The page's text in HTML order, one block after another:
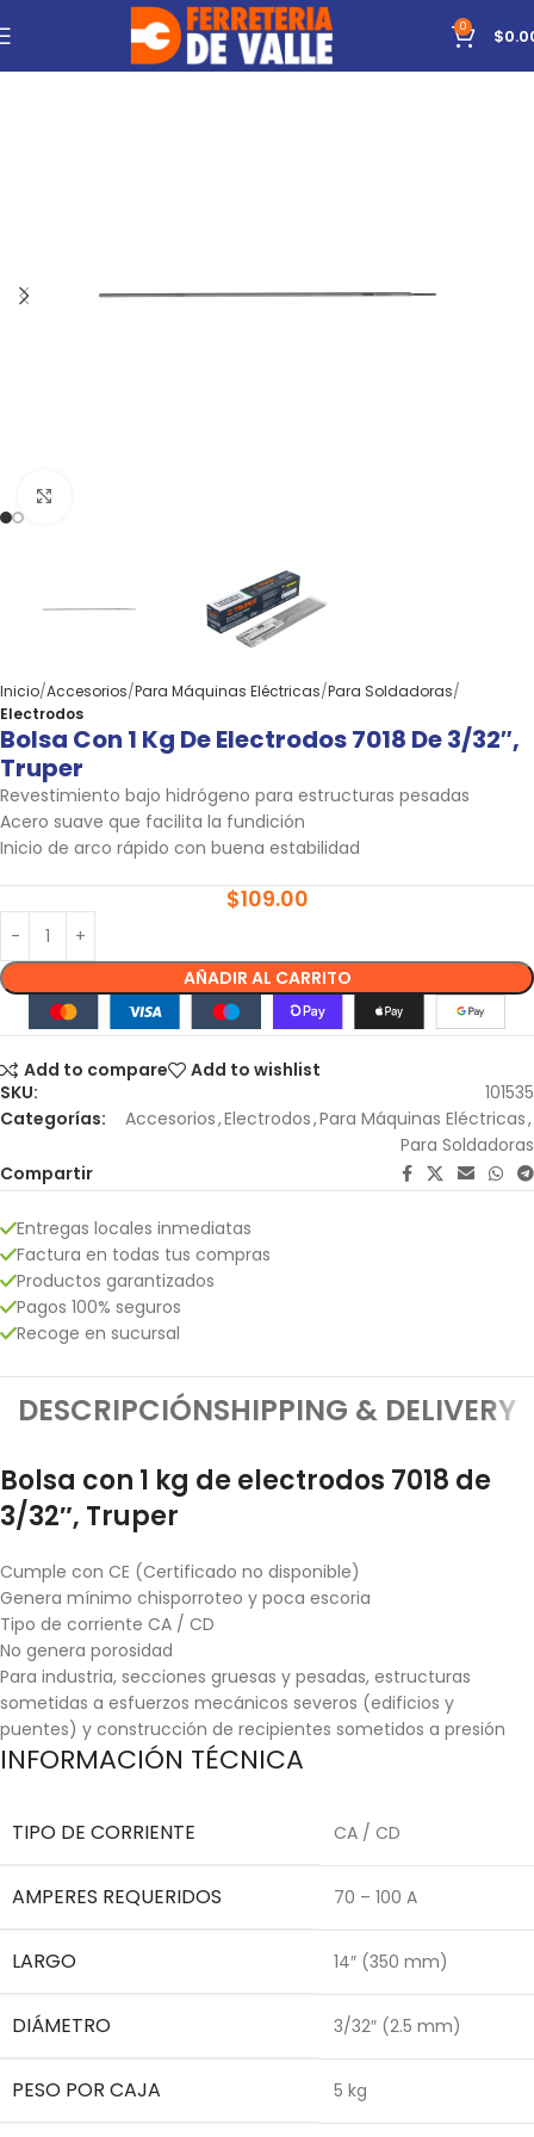
0 $
Inicio Accesorios Para Máquinas Eléctricas Para Soldadoras
Electrodos
Bolsa Con 1 Kg De Electrodos 7018 De 3/32″,
Truper
Revestimiento bajo hidrógeno para estructuras pesadas
Acero suave que facilita la fundición
Inicio de arco rápido con buena estabilidad
$109.00
AÑADIR AL CARRITO
Add to compare
Add to wishlist
SKU:
101535
Categorías:
Accesorios,Electrodos,Para Máquinas Eléctricas,
Para Soldadoras
Compartir
Entregas locales inmediatas
Factura en todas tus compras
Productos garantizados
Pagos 100% seguros
Recoge en sucursal
DESCRIPCIÓNSHIPPING & DELIVERY
Bolsa con 1 kg de electrodos 7018 de
3/32″, Truper
Cumple con CE (Certificado no disponible)
Genera mínimo chisporroteo y poca escoria
Tipo de corriente CA / CD
No genera porosidad
Para industria, secciones gruesas y pesadas, estructuras
sometidas a esfuerzos mecánicos severos (edificios y
puentes) y construcción de recipientes sometidos a presión
INFORMACIÓN TÉCNICA
TIPO DE CORRIENTE CA / CD
AMPERES REQUERIDOS 70 – 100 A
LARGO 14″ (350 mm)
DIÁMETRO 3/32″ (2.5 mm)
PESO POR CAJA 5 kg